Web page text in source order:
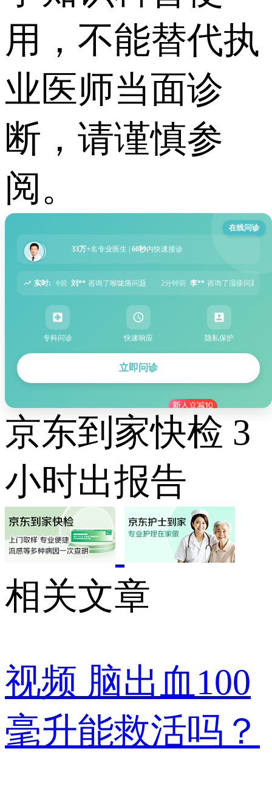
用，不能替代执
业医师当面诊
断，请谨慎参
阅。
在线问诊
33万+名专业医生 | 60秒内快速接诊
实时:
喉咙痛问题 2分钟前 李** 咨询了湿疹问题 5分钟前 张** 咨询了过敏性鼻炎
专科问诊 快速响应 隐私保护
立即问诊
京东到家快检 3
小时出报告
相关文章
视频 脑出血100
毫升能救活吗？